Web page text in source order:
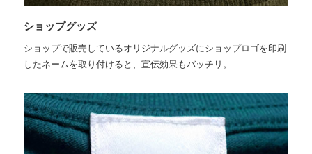
ショップグッズ
ショップで販売しているオリジナルグッズにショップロゴを印刷
したネームを取り付けると、宣伝効果もバッチリ。